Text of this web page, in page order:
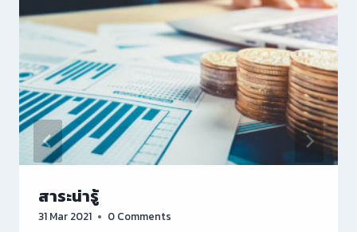
สาระน่ารู้
31 Mar 2021 0 Comments